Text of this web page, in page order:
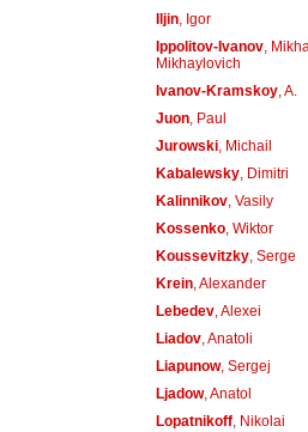
Iljin, Igor
Ippolitov-Ivanov,
Mikhaylovich
Ivanov-Kramskoy, A.
Juon, Paul
Jurowski, Michail
Kabalewsky, Dimitri
Kalinnikov, Vasily
Kossenko, Wiktor
Koussevitzky, Serge
Krein, Alexander
Lebedev, Alexei
Liadov, Anatoli
Liapunow, Sergej
Ljadow, Anatol
Lopatnikoff, Nikolai